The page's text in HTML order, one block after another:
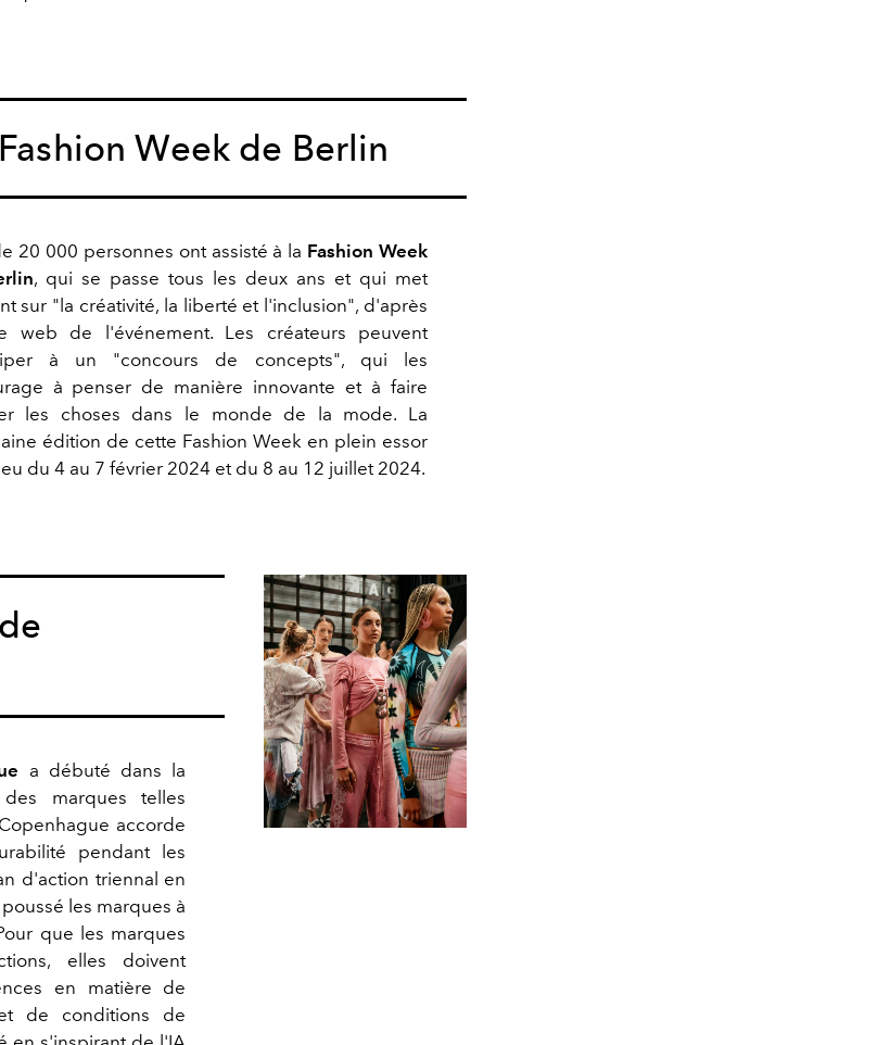
Week de Berlin
20 000 personnes ont assisté à la Fashion Week
, qui se passe tous les deux ans et qui met
sur "la créativité, la liberté et l'inclusion", d'après
web de l'événement. Les créateurs peuvent
à un "concours de concepts", qui les
à penser de manière innovante et à faire
les choses dans le monde de la mode. La
édition de cette Fashion Week en plein essor
du 4 au 7 février 2024 et du 8 au 12 juillet 2024.
a débuté dans la
marques telles
accorde
pendant les
d'action triennal en
les marques à
que les marques
elles doivent
en matière de
de conditions de